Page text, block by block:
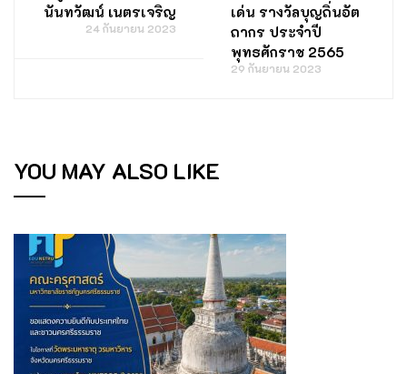
นันทวัฒน์ เนตรเจริญ
24 กันยายน 2023
เด่น รางวัลบุญถิ่นอัต
ถากร ประจำปี
พุทธศักราช 2565
29 กันยายน 2023
YOU MAY ALSO LIKE